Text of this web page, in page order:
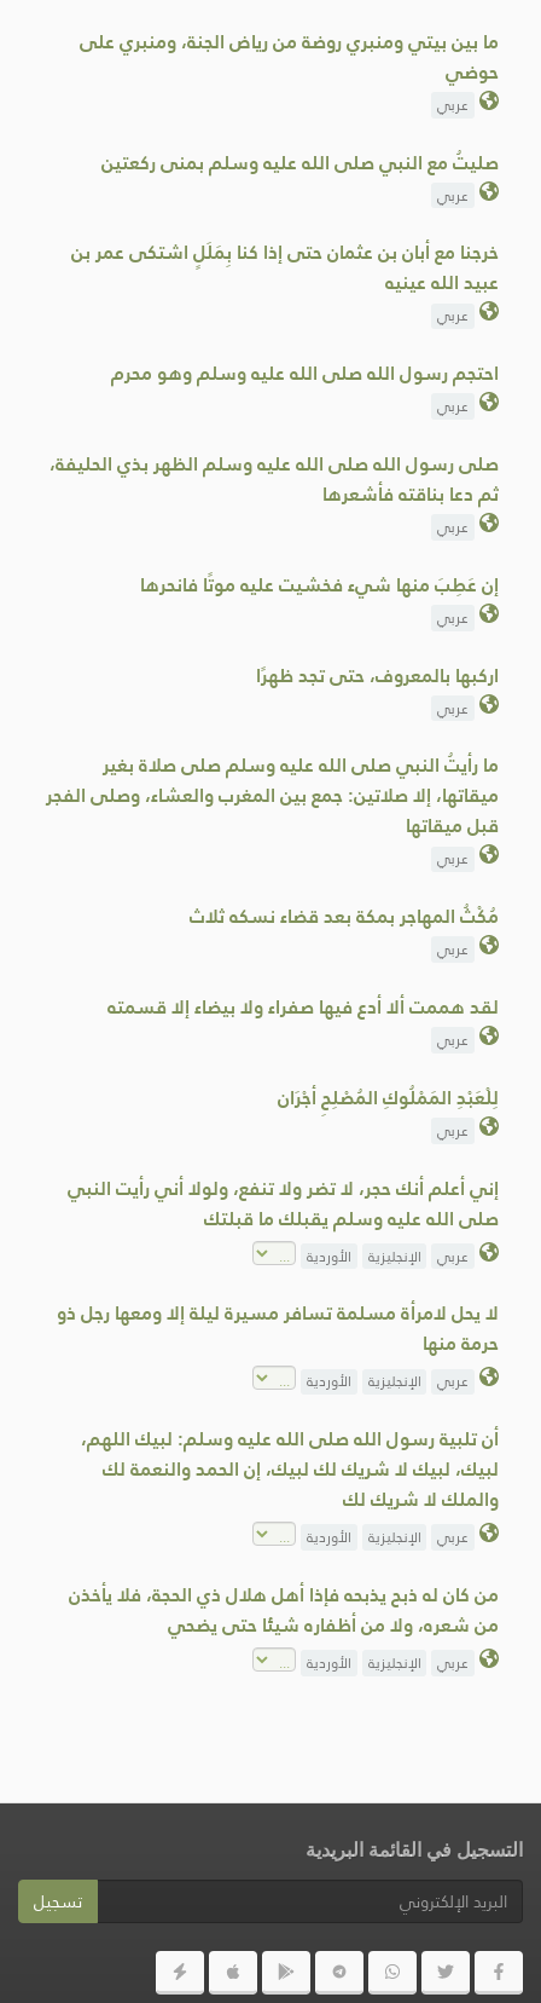
ما بين بيتي ومنبري روضة من رياض الجنة، ومنبري على
حوضي
عربي
صليتُ مع النبي صلى الله عليه وسلم بمنى ركعتين
عربي
خرجنا مع أبان بن عثمان حتى إذا كنا بِمَلَلٍ اشتكى عمر بن
عبيد الله عينيه
عربي
احتجم رسول الله صلى الله عليه وسلم وهو محرم
عربي
صلى رسول الله صلى الله عليه وسلم الظهر بذي الحليفة،
ثم دعا بناقته فأشعرها
عربي
إن عَطِبَ منها شيء فخشيت عليه موتًا فانحرها
عربي
اركبها بالمعروف، حتى تجد ظهرًا
عربي
ما رأيتُ النبي صلى الله عليه وسلم صلى صلاة بغير
‌ميقاتها، إلا صلاتين: جمع بين المغرب والعشاء، وصلى ‌الفجر
قبل ‌ميقاتها
عربي
مُكْثُ المهاجر بمكة بعد قضاء نسكه ثلاث
عربي
لقد هممت ألا أدع فيها صفراء ولا بيضاء إلا قسمته
عربي
لِلْعَبْدِ المَمْلُوكِ المُصْلِحِ أجْرَان
عربي
إني أعلم أنك حجر، لا تضر ولا تنفع، ولولا أني رأيت النبي
صلى الله عليه وسلم يقبلك ما قبلتك
عربي الإنجليزية الأوردية
لا يحل لامرأة مسلمة تسافر مسيرة ليلة إلا ومعها رجل ذو
حرمة منها
عربي الإنجليزية الأوردية
أن تلبية رسول الله صلى الله عليه وسلم: لبيك اللهم،
لبيك، لبيك لا شريك لك لبيك، إن الحمد والنعمة لك
والملك لا شريك لك
عربي الإنجليزية الأوردية
من كان له ذبح يذبحه فإذا أهل هلال ذي الحجة، فلا يأخذن
من شعره، ولا من أظفاره شيئا حتى يضحي
عربي الإنجليزية الأوردية
التسجيل في القائمة البريدية
تسجيل